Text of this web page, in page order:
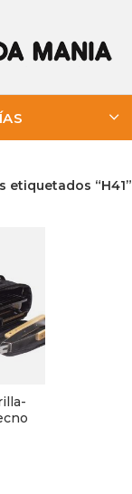
etiquetados “H41”